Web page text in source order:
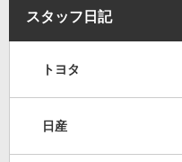
スタッフ日記
トヨタ
日産